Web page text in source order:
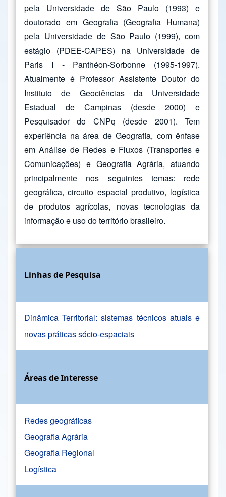
pela Universidade de São Paulo (1993) e
doutorado em Geografia (Geografia Humana)
pela Universidade de São Paulo (1999), com
estágio (PDEE-CAPES) na Universidade de
Paris I - Panthéon-Sorbonne (1995-1997).
Atualmente é Professor Assistente Doutor do
Instituto de Geociências da Universidade
Estadual de Campinas (desde 2000) e
Pesquisador do CNPq (desde 2001). Tem
experiência na área de Geografia, com ênfase
em Análise de Redes e Fluxos (Transportes e
Comunicações) e Geografia Agrária, atuando
principalmente nos seguintes temas: rede
geográfica, circuito espacial produtivo, logística
de produtos agrícolas, novas tecnologias da
informação e uso do território brasileiro.
Linhas de Pesquisa
Dinâmica Territorial: sistemas técnicos atuais e
novas práticas sócio-espaciais
Áreas de Interesse
Redes geográficas
Geografia Agrária
Geografia Regional
Logística